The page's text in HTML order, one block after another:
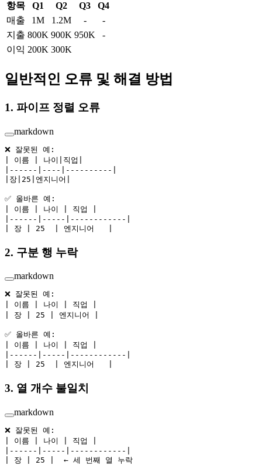
항목 Q1 Q2 Q3
Q4
매출
1M 1.2M -
-
지출 800K 900K 950K
-
이익 200K 300K
일반적인 오류 및 해결 방법
1. 파이프 정렬 오류
markdown
❌ 잘못된 예:
| 이름 | 나이|직업|
|------|----|----------|
|장|25|엔지니어|
✅ 올바른 예:
| 이름 | 나이 | 직업 |
|------|-----|------------|
| 장 | 25  | 엔지니어   |
2. 구분 행 누락
markdown
❌ 잘못된 예:
| 이름 | 나이 | 직업 |
| 장 | 25 | 엔지니어 |
✅ 올바른 예:
| 이름 | 나이 | 직업 |
|------|-----|------------|
| 장 | 25  | 엔지니어   |
3. 열 개수 불일치
markdown
❌ 잘못된 예:
| 이름 | 나이 | 직업 |
|------|-----|------------|
| 장 | 25 |  ← 세 번째 열 누락